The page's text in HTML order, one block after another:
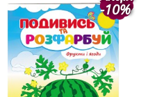
-10%